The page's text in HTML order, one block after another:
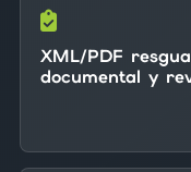
XML/PDF
documental y